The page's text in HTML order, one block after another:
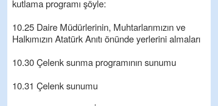
kutlama programı şöyle:
10.25 Daire Müdürlerinin, Muhtarlarımızın ve
Halkımızın Atatürk Anıtı önünde yerlerini almaları
10.30 Çelenk sunma programının sunumu
10.31 Çelenk sunumu